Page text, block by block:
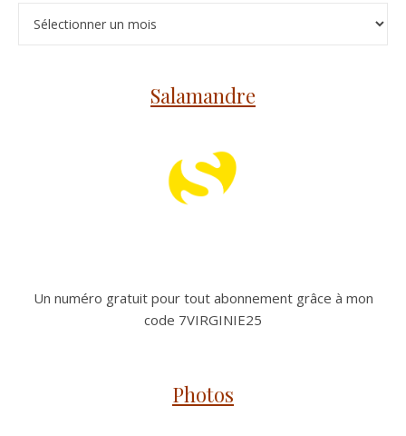
Salamandre
Un numéro gratuit pour tout abonnement grâce à mon
code 7VIRGINIE25
Photos